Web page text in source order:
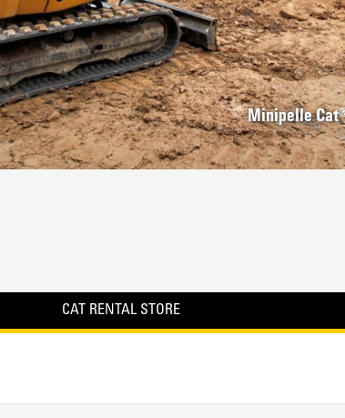
Les pelles de
CAT RENTAL STORE